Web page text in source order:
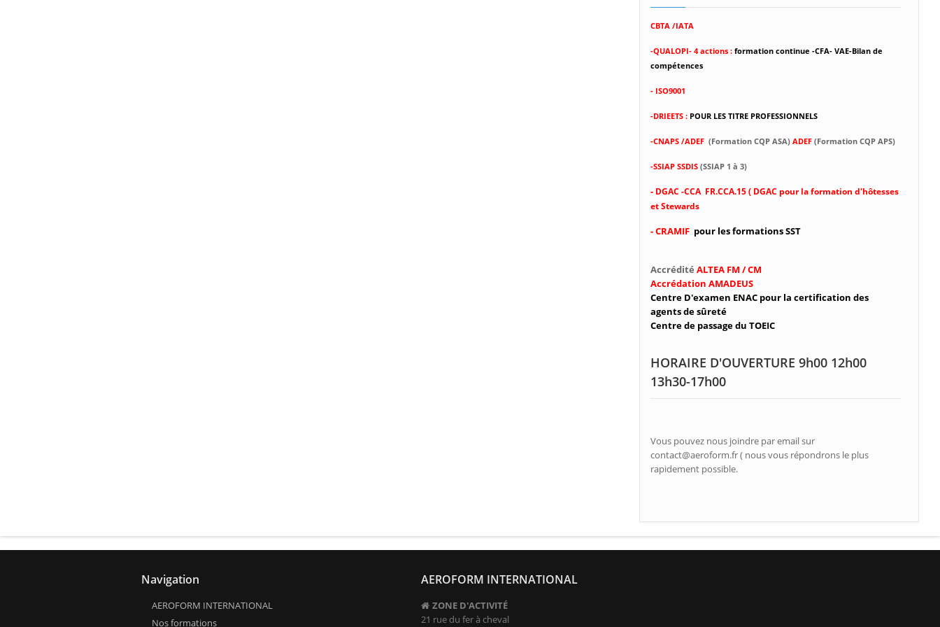
CBTA /IATA
-QUALOPI- 4 actions :formation continue -CFA- VAE-Bilan de
compétences
- ISO9001
-DRIEETS : POUR LES TITRE PROFESSIONNELS
-CNAPS /ADEF (Formation CQP ASA)ADEF(Formation CQP APS)
-SSIAP SSDIS(SSIAP 1 à 3)
- DGAC -CCA FR.CCA.15 ( DGAC pour la formation d'hôtesses
et Stewards
- CRAMIF pour les formations SST
AccréditéALTEA FM / CM
Accrédation AMADEUS
Centre D'examen ENAC pour la certification des
agents de sûreté
Centre de passage du TOEIC
HORAIRE D'OUVERTURE 9h00 12h00
13h30-17h00
Vous pouvez nous joindre par email sur
contact@aeroform.fr ( nous vous répondrons le plus
rapidement possible.
Navigation
AEROFORM INTERNATIONAL
Nos formations
AEROFORM INTERNATIONAL
ZONE D'ACTIVITÉ
21 rue du fer à cheval